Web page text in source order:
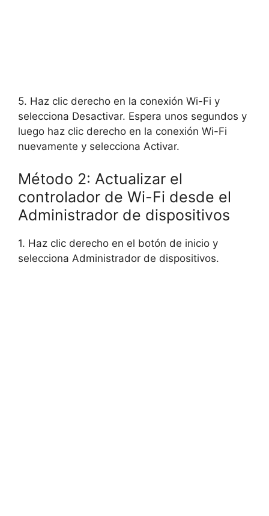
5. Haz clic derecho en la conexión Wi-Fi y
selecciona Desactivar. Espera unos segundos y
luego haz clic derecho en la conexión Wi-Fi
nuevamente y selecciona Activar.
Método 2: Actualizar el
controlador de Wi-Fi desde el
Administrador de dispositivos
1. Haz clic derecho en el botón de inicio y
selecciona Administrador de dispositivos.